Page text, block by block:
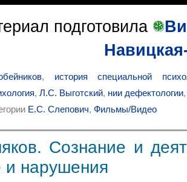
подготовила
, история специальной
, Л.С. Выготский, нии дефектологии
Е.С. Слепович, Фильмы/Видео
Сознание и
и нарушения